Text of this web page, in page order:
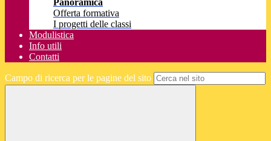
Panoramica
Offerta formativa
I progetti delle classi
Modulistica
Info utili
Contatti
Campo di ricerca per le pagine del sito